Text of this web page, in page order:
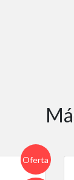
Oferta